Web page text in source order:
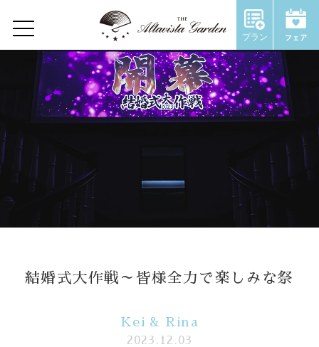
プラン
Home
Concept
Wedding
ウェディングトップ
施設のご紹介
Wedding Report
結婚式大作戦～皆様全力で楽しみな祭
Kei & Rina
2023.12.03